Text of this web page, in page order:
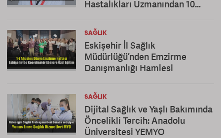
Hastalıkları Uzmanından 10
SAĞLIK
Eskişehir İl Sağlık
Müdürlüğü’nden Emzirme
Danışmanlığı Hamlesi
SAĞLIK
Dijital Sağlık ve Yaşlı Bakımında
Öncelikli Tercih: Anadolu
Üniversitesi YEMYO